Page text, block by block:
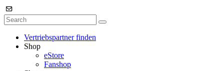
Vertriebspartner finden
Shop
eStore
Fanshop